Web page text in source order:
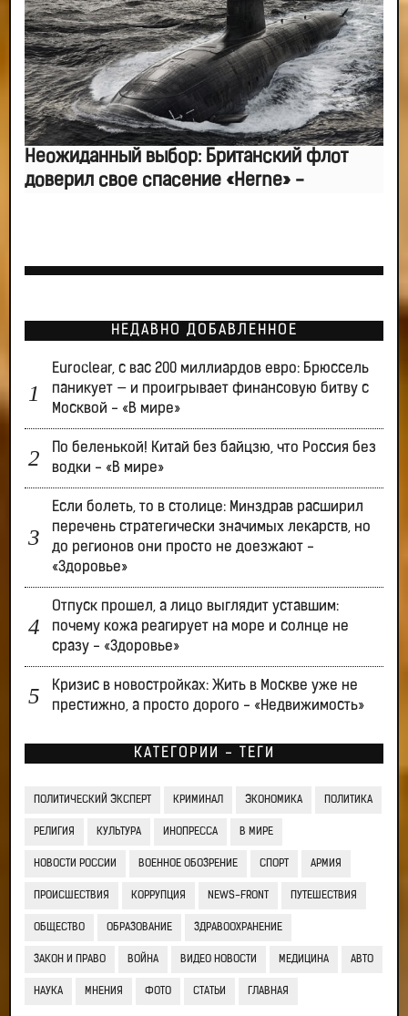
Неожиданный выбор: Британский флот
доверил свое спасение «Herne» -
НЕДАВНО ДОБАВЛЕННОЕ
Euroclear, с вас 200 миллиардов евро: Брюссель
паникует — и проигрывает финансовую битву с
Москвой - «В мире»
По беленькой! Китай без байцзю, что Россия без
водки - «В мире»
Если болеть, то в столице: Минздрав расширил
перечень стратегически значимых лекарств, но
до регионов они просто не доезжают -
«Здоровье»
Отпуск прошел, а лицо выглядит уставшим:
почему кожа реагирует на море и солнце не
сразу - «Здоровье»
Кризис в новостройках: Жить в Москве уже не
престижно, а просто дорого - «Недвижимость»
КАТЕГОРИИ - ТЕГИ
ПОЛИТИЧЕСКИЙ ЭКСПЕРТ КРИМИНАЛ ЭКОНОМИКА ПОЛИТИКА
РЕЛИГИЯ КУЛЬТУРА ИНОПРЕССА В МИРЕ
НОВОСТИ РОССИИ ВОЕННОЕ ОБОЗРЕНИЕ СПОРТ АРМИЯ
ПРОИСШЕСТВИЯ КОРРУПЦИЯ NEWS-FRONT ПУТЕШЕСТВИЯ
ОБЩЕСТВО ОБРАЗОВАНИЕ ЗДРАВООХРАНЕНИЕ
ЗАКОН И ПРАВО ВОЙНА ВИДЕО НОВОСТИ МЕДИЦИНА АВТО
НАУКА МНЕНИЯ ФОТО СТАТЬИ ГЛАВНАЯ